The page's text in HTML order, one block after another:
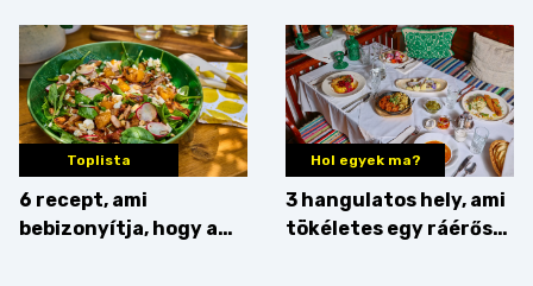
Toplista
6 recept, ami
bebizonyítja, hogy a
Hol egyek ma?
3 hangulatos hely, ami
tökéletes egy ráérős